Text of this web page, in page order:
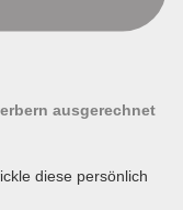
ausgerechnet
diese persönlich